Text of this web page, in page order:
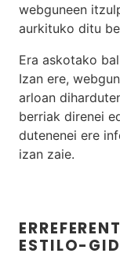
webguneen
aurkituko ditu
Era askotako
Izan ere,
arloan
berriak direnei
dutenenei ere
izan zaie.
ESTILO-